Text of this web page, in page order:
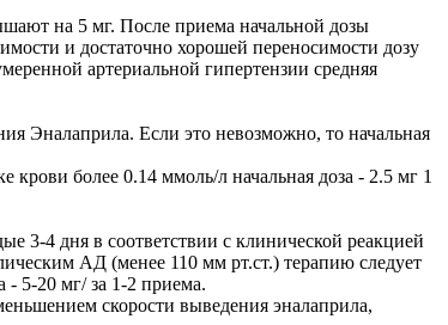
на 5 мг. После приема начальной дозы
и достаточно хорошей переносимости дозу
артериальной гипертензии средняя
Эналаприла. Если это невозможно, то начальная
более 0.14 ммоль/л начальная доза - 2.5 мг 1
3-4 дня в соответствии с клинической реакцией
АД (менее 110 мм рт.ст.) терапию следует
- 5-20 мг/ за 1-2 приема.
скорости выведения эналаприла,